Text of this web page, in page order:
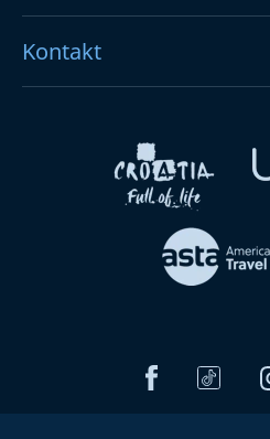
Kontakt